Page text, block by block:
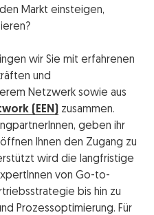
Markt einsteigen,
wir Sie mit erfahrenen
und
Netzwerk sowie aus
(EEN)
zusammen.
geben ihr
Ihnen den Zugang zu
wird die langfristige
von Go-to-
bis hin zu
Prozessoptimierung. Für